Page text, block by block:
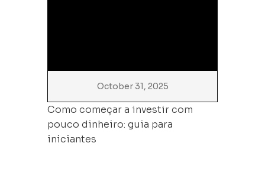
October 31, 2025
Como começar a investir com
pouco dinheiro: guia para
iniciantes